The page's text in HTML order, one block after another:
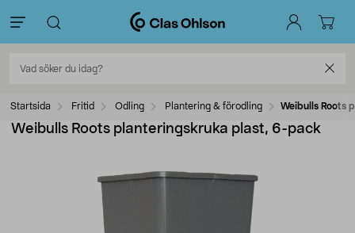
Startsida Fritid Odling Plantering & förodling Weibulls Roots
Weibulls Roots planteringskruka plast, 6-pack